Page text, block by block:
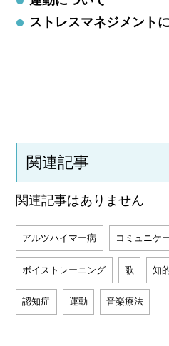
ストレスマネジメント
関連記事
関連記事はありません
アルツハイマー病 コミュニケ
ボイストレーニング 歌 知
認知症 運動 音楽療法